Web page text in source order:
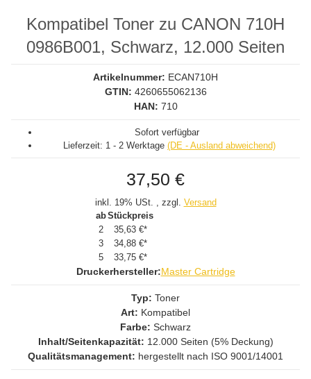
Kompatibel Toner zu CANON 710H
0986B001, Schwarz, 12.000 Seiten
Artikelnummer: ECAN710H
GTIN: 4260655062136
HAN: 710
Sofort verfügbar
Lieferzeit: 1 - 2 Werktage (DE - Ausland abweichend)
37,50 €
inkl. 19% USt. , zzgl. Versand
abStückpreis
2
35,63 €*
3
34,88 €*
5
33,75 €*
Druckerhersteller:Master Cartridge
Typ: Toner
Art: Kompatibel
Farbe: Schwarz
Inhalt/Seitenkapazität: 12.000 Seiten (5% Deckung)
Qualitätsmanagement: hergestellt nach ISO 9001/14001